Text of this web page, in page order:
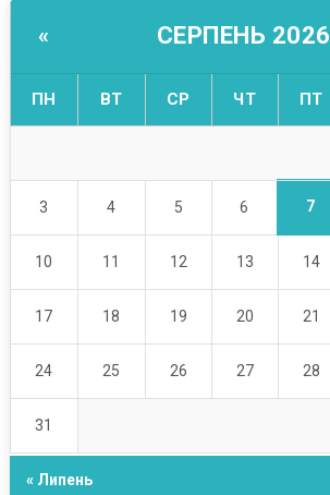
« СЕРПЕНЬ 2026
ПН ВТ СР ЧТ ПТ
3 4 5 6 7
10 11 12 13 14
17 18 19 20 21
24 25 26 27 28
31
« Липень